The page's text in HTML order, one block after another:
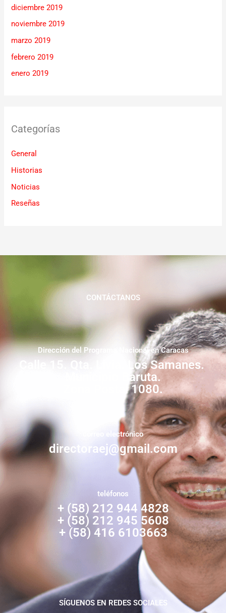
diciembre 2019
noviembre 2019
marzo 2019
febrero 2019
enero 2019
Categorías
General
Historias
Noticias
Reseñas
CONTÁCTANOS
Dirección del Programa Nacional en Caracas
Calle 15. Qta. Livia. Los Samanes.
Municipio Baruta.
Zona Postal 1080.
correo electrónico
directoraej@gmail.com
teléfonos
+ (58) 212 944 4828
+ (58) 212 945 5608
+ (58) 416 6103663
SÍGUENOS EN REDES SOCIALES